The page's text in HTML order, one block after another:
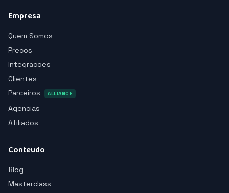
Empresa
Quem Somos
Precos
Integracoes
Clientes
Parceiros
ALLIANCE
Agencias
Afiliados
Conteudo
Blog
Masterclass